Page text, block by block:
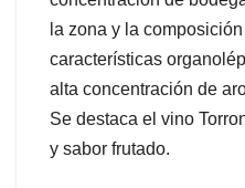
la zona y la
características
alta concentración de
Se destaca el vino
y sabor frutado.